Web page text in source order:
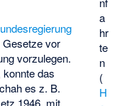
a
hr
te
n
(
H
vor
vorzulegen.
das
es z. B.
1946, mit